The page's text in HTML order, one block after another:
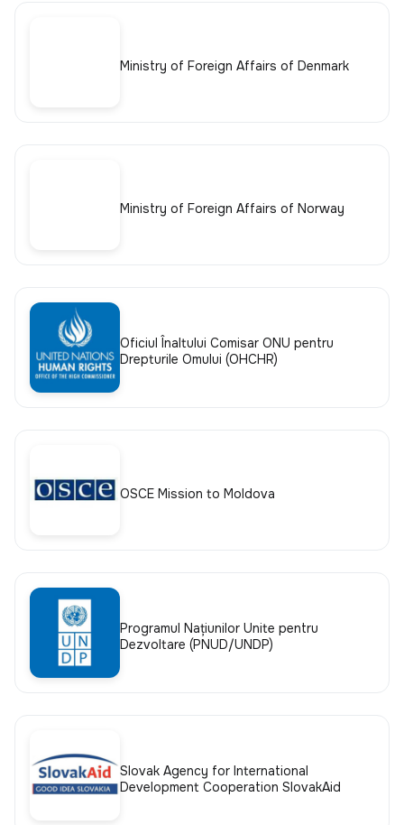
Ministry of Foreign Affairs of Denmark
Ministry of Foreign Affairs of Norway
Oficiul Înaltului Comisar ONU pentru
Drepturile Omului (OHCHR)
OSCE Mission to Moldova
Programul Națiunilor Unite pentru
Dezvoltare (PNUD/UNDP)
Slovak Agency for International
Development Cooperation SlovakAid